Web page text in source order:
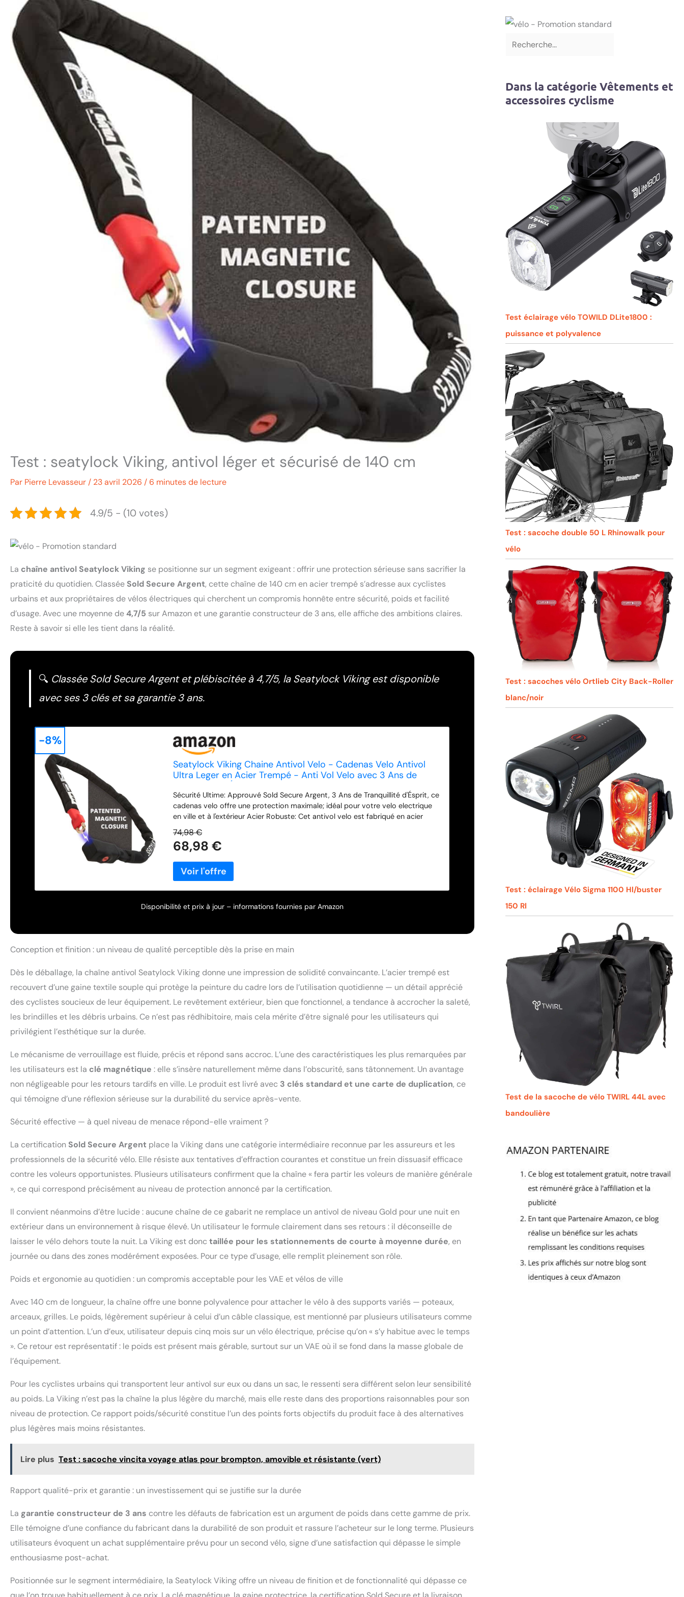
Test : seatylock Viking, antivol léger et sécurisé de 140 cm
Par Pierre Levasseur / 23 avril 2026 / 6 minutes de lecture
4.9/5 - (10 votes)
La chaîne antivol Seatylock Viking se positionne sur un segment exigeant : offrir une protection sérieuse sans sacrifier la
praticité du quotidien. Classée Sold Secure Argent, cette chaîne de 140 cm en acier trempé s’adresse aux cyclistes
urbains et aux propriétaires de vélos électriques qui cherchent un compromis honnête entre sécurité, poids et facilité
d’usage. Avec une moyenne de4,7/5 sur Amazon et une garantie constructeur de 3 ans, elle affiche des ambitions claires.
Reste à savoir si elle les tient dans la réalité.
🔍 Classée Sold Secure Argent et plébiscitée à 4,7/5, la Seatylock Viking est disponible
avec ses 3 clés et sa garantie 3 ans.
Seatylock Viking Chaine Antivol Velo - Cadenas Velo Antivol
Ultra Leger en Acier Trempé - Anti Vol Velo avec 3 Ans de
Sécurité Ultime: Approuvé Sold Secure Argent, 3 Ans de Tranquillité d'Ésprit, ce
cadenas velo offre une protection maximale; idéal pour votre velo electrique
en ville et à l'extérieur Acier Robuste: Cet antivol velo est fabriqué en acier
Protégez votre deux-roues avec ce cadenas scooter et moto Fermeture
Magnétique: L'antivol de vélo intelligent avec fermeture magnétique facilite le
pour une utilisation durable Protection Durable: Housse en néoprène résistante
aux UV et composants en silicone pour une protection optimale du cadre; un
anti vol velo solide pour tous les vélos Obturateur Automatique: Équipement
moto & velo à clé est parfait comme antivol trotinette electrique
74,98 €
68,98 €
-8%
Disponibilité et prix à jour – informations fournies par Amazon
Conception et finition : un niveau de qualité perceptible dès la prise en main
Dès le déballage, la chaîne antivol Seatylock Viking donne une impression de solidité convaincante. L’acier trempé est
recouvert d’une gaine textile souple qui protège la peinture du cadre lors de l’utilisation quotidienne — un détail apprécié
des cyclistes soucieux de leur équipement. Le revêtement extérieur, bien que fonctionnel, a tendance à accrocher la saleté,
les brindilles et les débris urbains. Ce n’est pas rédhibitoire, mais cela mérite d’être signalé pour les utilisateurs qui
privilégient l’esthétique sur la durée.
Le mécanisme de verrouillage est fluide, précis et répond sans accroc. L’une des caractéristiques les plus remarquées par
les utilisateurs est la clé magnétique : elle s’insère naturellement même dans l’obscurité, sans tâtonnement. Un avantage
non négligeable pour les retours tardifs en ville. Le produit est livré avec 3 clés standard et une carte de duplication, ce
qui témoigne d’une réflexion sérieuse sur la durabilité du service après-vente.
Sécurité effective — à quel niveau de menace répond-elle vraiment ?
La certification Sold Secure Argent place la Viking dans une catégorie intermédiaire reconnue par les assureurs et les
professionnels de la sécurité vélo. Elle résiste aux tentatives d’effraction courantes et constitue un frein dissuasif efficace
contre les voleurs opportunistes. Plusieurs utilisateurs confirment que la chaîne « fera partir les voleurs de manière générale
», ce qui correspond précisément au niveau de protection annoncé par la certification.
Il convient néanmoins d’être lucide : aucune chaîne de ce gabarit ne remplace un antivol de niveau Gold pour une nuit en
extérieur dans un environnement à risque élevé. Un utilisateur le formule clairement dans ses retours : il déconseille de
laisser le vélo dehors toute la nuit. La Viking est donc taillée pour les stationnements de courte à moyenne durée, en
journée ou dans des zones modérément exposées. Pour ce type d’usage, elle remplit pleinement son rôle.
Poids et ergonomie au quotidien : un compromis acceptable pour les VAE et vélos de ville
Avec 140 cm de longueur, la chaîne offre une bonne polyvalence pour attacher le vélo à des supports variés — poteaux,
arceaux, grilles. Le poids, légèrement supérieur à celui d’un câble classique, est mentionné par plusieurs utilisateurs comme
un point d’attention. L’un d’eux, utilisateur depuis cinq mois sur un vélo électrique, précise qu’on « s’y habitue avec le temps
». Ce retour est représentatif : le poids est présent mais gérable, surtout sur un VAE où il se fond dans la masse globale de
l’équipement.
Pour les cyclistes urbains qui transportent leur antivol sur eux ou dans un sac, le ressenti sera différent selon leur sensibilité
au poids. La Viking n’est pas la chaîne la plus légère du marché, mais elle reste dans des proportions raisonnables pour son
niveau de protection. Ce rapport poids/sécurité constitue l’un des points forts objectifs du produit face à des alternatives
plus légères mais moins résistantes.
Lire plus Test : sacoche vincita voyage atlas pour brompton, amovible et résistante (vert)
Rapport qualité-prix et garantie : un investissement qui se justifie sur la durée
La garantie constructeur de 3 ans contre les défauts de fabrication est un argument de poids dans cette gamme de prix.
Elle témoigne d’une confiance du fabricant dans la durabilité de son produit et rassure l’acheteur sur le long terme. Plusieurs
utilisateurs évoquent un achat supplémentaire prévu pour un second vélo, signe d’une satisfaction qui dépasse le simple
enthousiasme post-achat.
Positionnée sur le segment intermédiaire, la Seatylock Viking offre un niveau de finition et de fonctionnalité qui dépasse ce
Dans la catégorie Vêtements et
accessoires cyclisme
Test éclairage vélo TOWILD DLite1800 :
puissance et polyvalence
Test : sacoche double 50 L Rhinowalk pour
vélo
Test : sacoches vélo Ortlieb City Back-Roller
blanc/noir
Test : éclairage Vélo Sigma 1100 Hl/buster
150 Rl
Test de la sacoche de vélo TWIRL 44L avec
bandoulière